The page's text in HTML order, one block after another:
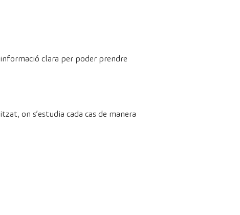
clara per poder prendre
on s’estudia cada cas de manera